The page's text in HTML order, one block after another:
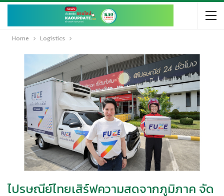
Home Logistics
ไปรษณีย์ไทยเสิร์ฟความสดจากภูมิภาค จัด